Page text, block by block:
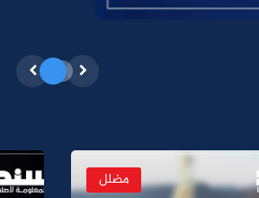
مضلل